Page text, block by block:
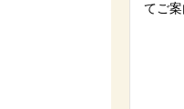
てご案